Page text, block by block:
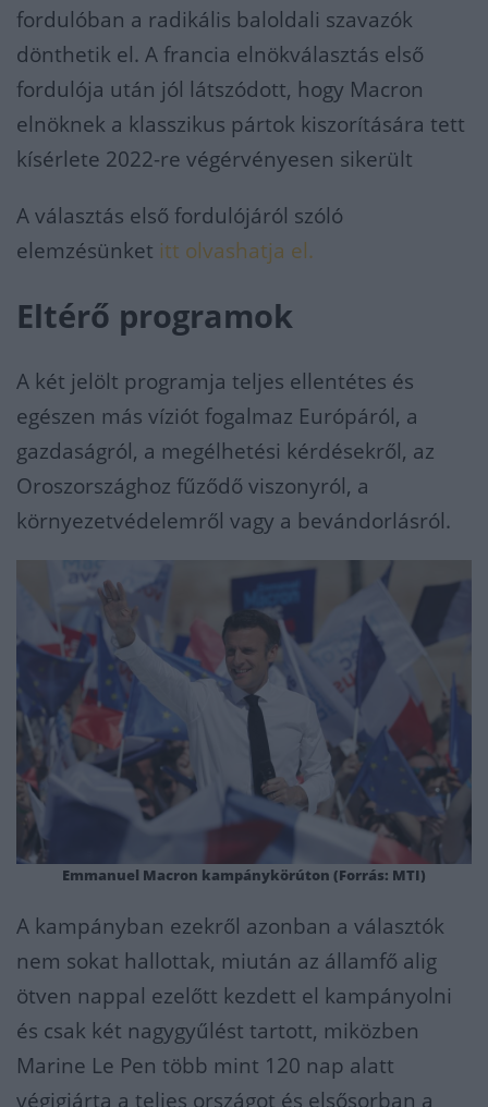
fordulóban a radikális baloldali szavazók
dönthetik el. A francia elnökválasztás első
fordulója után jól látszódott, hogy Macron
elnöknek a klasszikus pártok kiszorítására tett
kísérlete 2022-re végérvényesen sikerült
A választás első fordulójáról szóló
elemzésünket itt olvashatja el.
Eltérő programok
A két jelölt programja teljes ellentétes és
egészen más víziót fogalmaz Európáról, a
gazdaságról, a megélhetési kérdésekről, az
Oroszországhoz fűződő viszonyról, a
környezetvédelemről vagy a bevándorlásról.
Emmanuel Macron kampánykörúton (Forrás: MTI)
A kampányban ezekről azonban a választók
nem sokat hallottak, miután az államfő alig
ötven nappal ezelőtt kezdett el kampányolni
és csak két nagygyűlést tartott, miközben
Marine Le Pen több mint 120 nap alatt
végigjárta a teljes országot és elsősorban a